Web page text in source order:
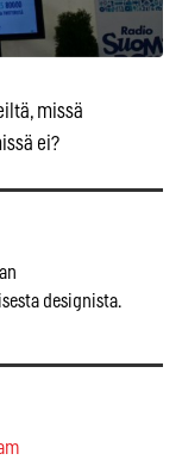
missä
ei?
designista.